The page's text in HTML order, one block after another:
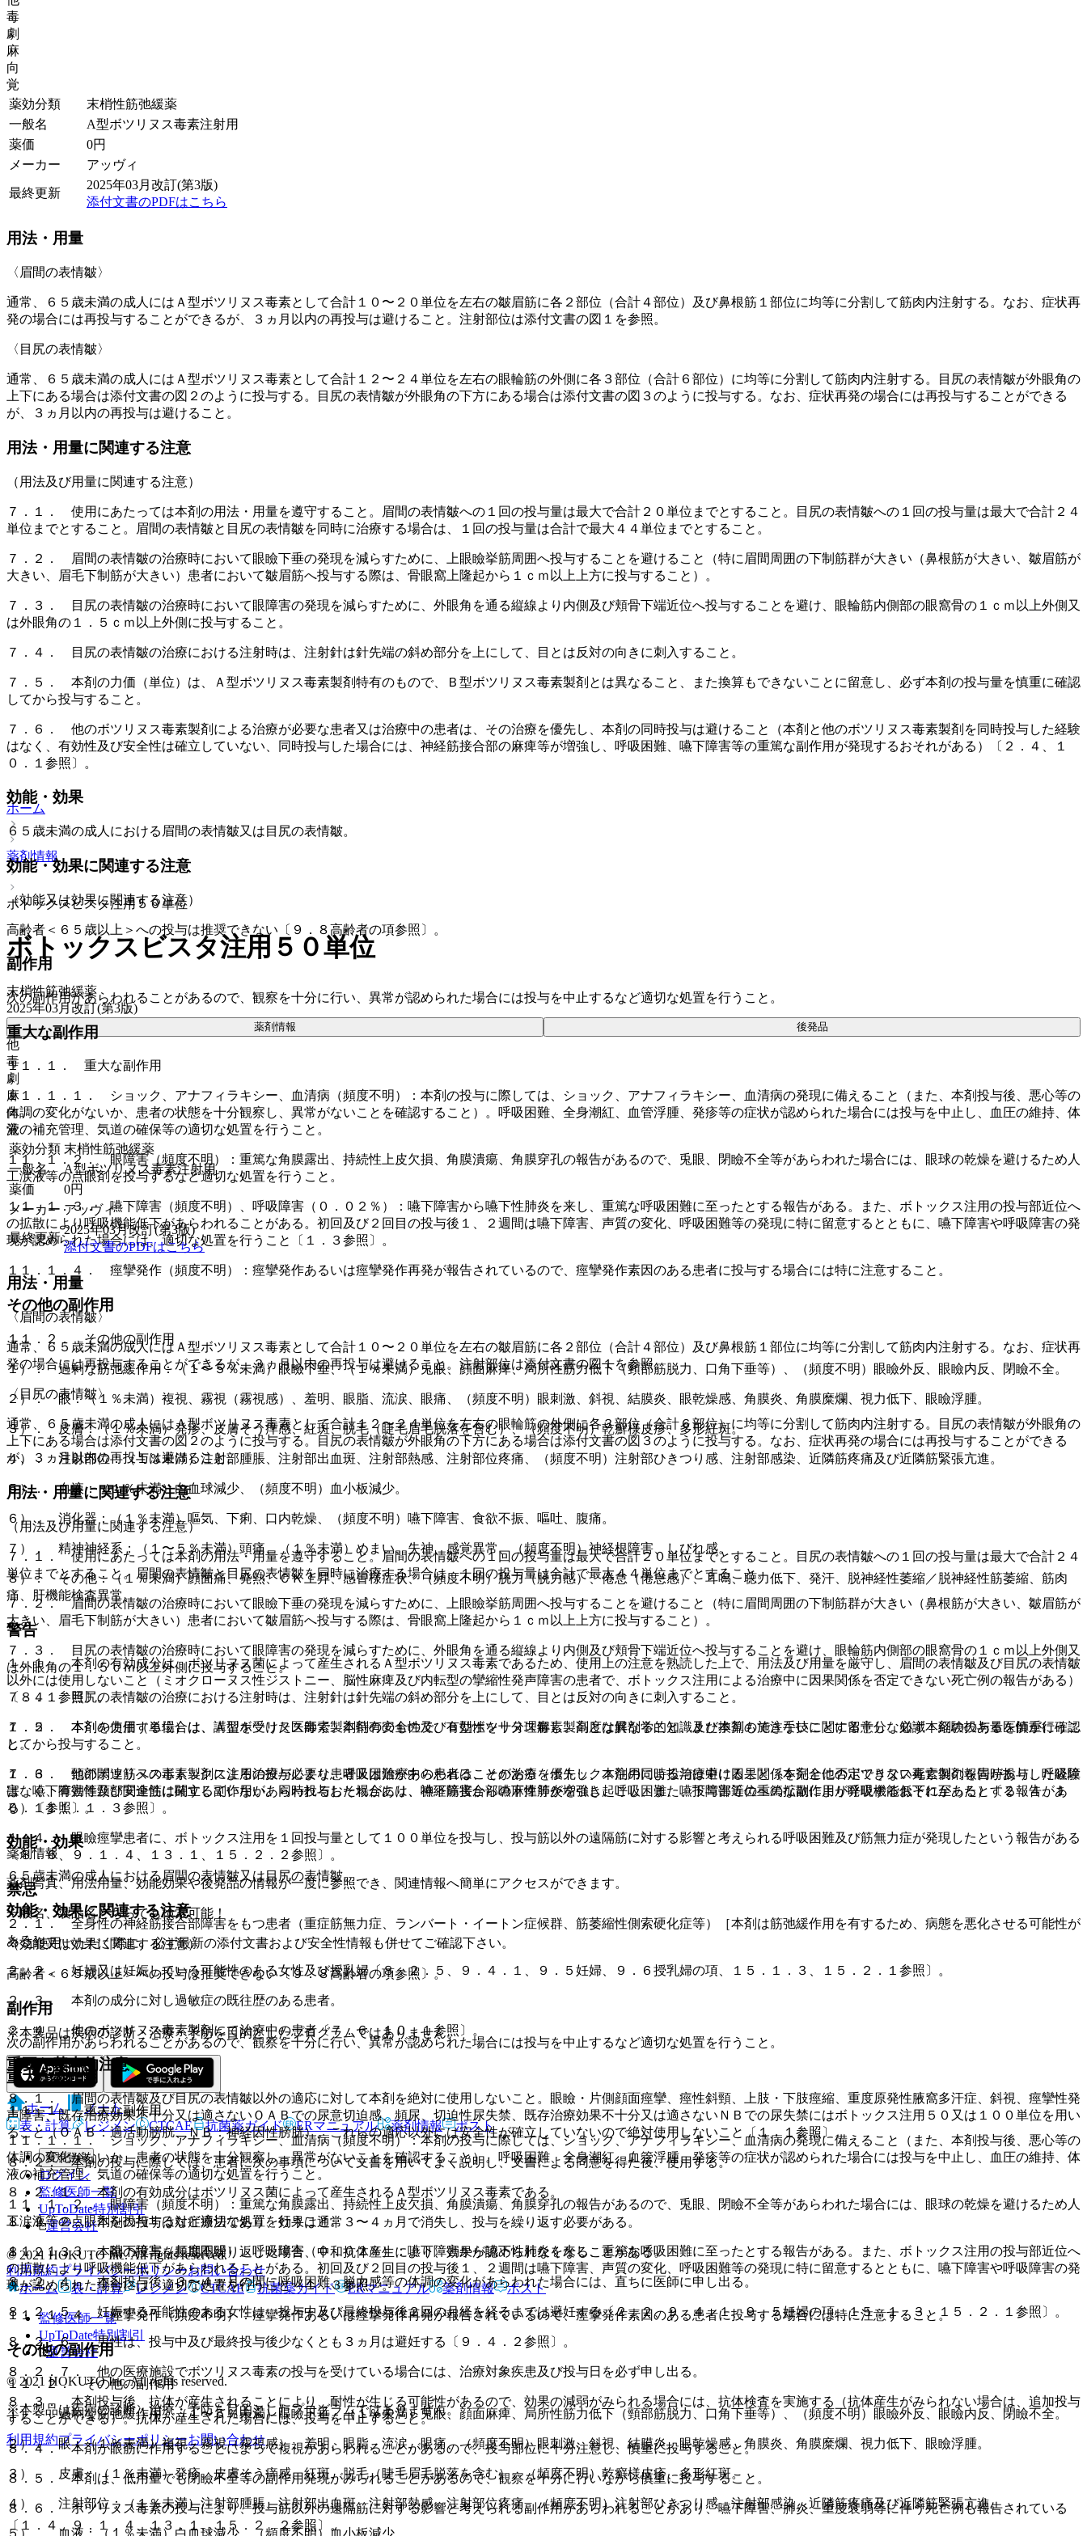
毒
劇
麻
向
覚
薬効分類
末梢性筋弛緩薬
一般名
A型ボツリヌス毒素注射用
薬価
0円
メーカー
アッヴィ
最終更新
2025年03月改訂(第3版)
添付文書のPDFはこちら
用法・用量
〈眉間の表情皺〉
通常、６５歳未満の成人にはＡ型ボツリヌス毒素として合計１０〜２０単位を左右の皺眉筋に各２部位（合計４部位）及び鼻根筋１部位に均等に分割して筋肉内注射する。なお、症状再
発の場合には再投与することができるが、３ヵ月以内の再投与は避けること。注射部位は添付文書の図１を参照。
〈目尻の表情皺〉
通常、６５歳未満の成人にはＡ型ボツリヌス毒素として合計１２〜２４単位を左右の眼輪筋の外側に各３部位（合計６部位）に均等に分割して筋肉内注射する。目尻の表情皺が外眼角の
上下にある場合は添付文書の図２のように投与する。目尻の表情皺が外眼角の下方にある場合は添付文書の図３のように投与する。なお、症状再発の場合には再投与することができる
が、３ヵ月以内の再投与は避けること。
用法・用量に関連する注意
（用法及び用量に関連する注意）
７．１． 使用にあたっては本剤の用法・用量を遵守すること。眉間の表情皺への１回の投与量は最大で合計２０単位までとすること。目尻の表情皺への１回の投与量は最大で合計２４
単位までとすること。眉間の表情皺と目尻の表情皺を同時に治療する場合は、１回の投与量は合計で最大４４単位までとすること。
７．２． 眉間の表情皺の治療時において眼瞼下垂の発現を減らすために、上眼瞼挙筋周囲へ投与することを避けること（特に眉間周囲の下制筋群が大きい（鼻根筋が大きい、皺眉筋が
大きい、眉毛下制筋が大きい）患者において皺眉筋へ投与する際は、骨眼窩上隆起から１ｃｍ以上上方に投与すること）。
７．３． 目尻の表情皺の治療時において眼障害の発現を減らすために、外眼角を通る縦線より内側及び頬骨下端近位へ投与することを避け、眼輪筋内側部の眼窩骨の１ｃｍ以上外側又
は外眼角の１．５ｃｍ以上外側に投与すること。
７．４． 目尻の表情皺の治療における注射時は、注射針は針先端の斜め部分を上にして、目とは反対の向きに刺入すること。
７．５． 本剤の力価（単位）は、Ａ型ボツリヌス毒素製剤特有のもので、Ｂ型ボツリヌス毒素製剤とは異なること、また換算もできないことに留意し、必ず本剤の投与量を慎重に確認
してから投与すること。
７．６． 他のボツリヌス毒素製剤による治療が必要な患者又は治療中の患者は、その治療を優先し、本剤の同時投与は避けること（本剤と他のボツリヌス毒素製剤を同時投与した経験
はなく、有効性及び安全性は確立していない、同時投与した場合には、神経筋接合部の麻痺等が増強し、呼吸困難、嚥下障害等の重篤な副作用が発現するおそれがある）〔２．４、１
０．１参照〕。
効能・効果
６５歳未満の成人における眉間の表情皺又は目尻の表情皺。
効能・効果に関連する注意
（効能又は効果に関連する注意）
高齢者＜６５歳以上＞への投与は推奨できない〔９．８高齢者の項参照〕。
副作用
次の副作用があらわれることがあるので、観察を十分に行い、異常が認められた場合には投与を中止するなど適切な処置を行うこと。
重大な副作用
１１．１． 重大な副作用
１１．１．１． ショック、アナフィラキシー、血清病（頻度不明）：本剤の投与に際しては、ショック、アナフィラキシー、血清病の発現に備えること（また、本剤投与後、悪心等の
体調の変化がないか、患者の状態を十分観察し、異常がないことを確認すること）。呼吸困難、全身潮紅、血管浮腫、発疹等の症状が認められた場合には投与を中止し、血圧の維持、体
液の補充管理、気道の確保等の適切な処置を行うこと。
１１．１．２． 眼障害（頻度不明）：重篤な角膜露出、持続性上皮欠損、角膜潰瘍、角膜穿孔の報告があるので、兎眼、閉瞼不全等があらわれた場合には、眼球の乾燥を避けるため人
工涙液等の点眼剤を投与するなど適切な処置を行うこと。
１１．１．３． 嚥下障害（頻度不明）、呼吸障害（０．０２％）：嚥下障害から嚥下性肺炎を来し、重篤な呼吸困難に至ったとする報告がある。また、ボトックス注用の投与部近位へ
の拡散により呼吸機能低下があらわれることがある。初回及び２回目の投与後１、２週間は嚥下障害、声質の変化、呼吸困難等の発現に特に留意するとともに、嚥下障害や呼吸障害の発
現が認められた場合には、適切な処置を行うこと〔１．３参照〕。
１１．１．４． 痙攣発作（頻度不明）：痙攣発作あるいは痙攣発作再発が報告されているので、痙攣発作素因のある患者に投与する場合には特に注意すること。
その他の副作用
１１．２． その他の副作用
１）． 過剰な筋弛緩作用：（１〜５％未満）眼瞼下垂、（１％未満）兎眼、顔面麻痺、局所性筋力低下（頸部筋脱力、口角下垂等）、（頻度不明）眼瞼外反、眼瞼内反、閉瞼不全。
２）． 眼：（１％未満）複視、霧視（霧視感）、羞明、眼脂、流涙、眼痛、（頻度不明）眼刺激、斜視、結膜炎、眼乾燥感、角膜炎、角膜糜爛、視力低下、眼瞼浮腫。
３）． 皮膚：（１％未満）発疹、皮膚そう痒感、紅斑、脱毛（睫毛眉毛脱落を含む）、（頻度不明）乾癬様皮疹、多形紅斑。
４）． 注射部位：（１％未満）注射部腫脹、注射部出血斑、注射部熱感、注射部位疼痛、（頻度不明）注射部ひきつり感、注射部感染、近隣筋疼痛及び近隣筋緊張亢進。
５）． 血液：（１％未満）白血球減少、（頻度不明）血小板減少。
６）． 消化器：（１％未満）嘔気、下痢、口内乾燥、（頻度不明）嚥下障害、食欲不振、嘔吐、腹痛。
７）． 精神神経系：（１〜５％未満）頭痛、（１％未満）めまい、失神、感覚異常、（頻度不明）神経根障害、しびれ感。
８）． その他：（１％未満）顔面痛、発熱、ＣＫ上昇、感冒様症状、（頻度不明）脱力（脱力感）、倦怠（倦怠感）、耳鳴、聴力低下、発汗、脱神経性萎縮／脱神経性筋萎縮、筋肉
痛、肝機能検査異常。
警告
１．１． 本剤の有効成分は、ボツリヌス菌によって産生されるＡ型ボツリヌス毒素であるため、使用上の注意を熟読した上で、用法及び用量を厳守し、眉間の表情皺及び目尻の表情皺
以外には使用しないこと（ミオクローヌス性ジストニー、脳性麻痺及び内転型の攣縮性発声障害の患者で、ボトックス注用による治療中に因果関係を否定できない死亡例の報告がある）
〔８．１参照〕。
１．２． 本剤を使用する場合は、講習を受けた医師で、本剤の安全性及び有効性を十分理解し、高度な解剖学的知識及び本剤の施注手技に関する十分な知識・経験のある医師が行うこ
と。
１．３． 頸部関連筋へのボトックス注用の投与により、呼吸困難があらわれることがある（ボトックス注用による治療中に因果関係を完全に否定できない死亡例の報告があり、呼吸障
害、嚥下障害等頸部関連筋に関する副作用があらわれるおそれがあり、嚥下障害から嚥下性肺炎を引き起こし、また、投与部近位への拡散により呼吸機能低下に至ったとする報告があ
る）〔１１．１．３参照〕。
１．４． 眼瞼痙攣患者に、ボトックス注用を１回投与量として１００単位を投与し、投与筋以外の遠隔筋に対する影響と考えられる呼吸困難及び筋無力症が発現したという報告がある
〔８．６、９．１．４、１３．１、１５．２．２参照〕。
禁忌
２．１． 全身性の神経筋接合部障害をもつ患者（重症筋無力症、ランバート・イートン症候群、筋萎縮性側索硬化症等）［本剤は筋弛緩作用を有するため、病態を悪化させる可能性が
ある］。
２．２． 妊婦又は妊娠している可能性のある女性及び授乳婦〔８．２．５、９．４．１、９．５妊婦、９．６授乳婦の項、１５．１．３、１５．２．１参照〕。
２．３． 本剤の成分に対し過敏症の既往歴のある患者。
２．４． 他のボツリヌス毒素製剤にて治療中の患者〔７．６、１０．１参照〕。
重要な基本的注意
８．１． 眉間の表情皺及び目尻の表情皺以外の適応に対して本剤を絶対に使用しないこと。眼瞼・片側顔面痙攣、痙性斜頸、上肢・下肢痙縮、重度原発性腋窩多汗症、斜視、痙攣性発
声障害、既存治療効果不十分又は適さないＯＡＢでの尿意切迫感、頻尿、切迫性尿失禁、既存治療効果不十分又は適さないＮＢでの尿失禁にはボトックス注用５０又は１００単位を用い
ること（ＯＡＢ：過活動膀胱、ＮＢ：神経因性膀胱）。これらの適応以外には安全性が確立していないので絶対使用しないこと〔１．１参照〕。
８．２． 本剤の投与に際しては、患者に次の事項について文書を用いてよく説明し、文書による同意を得た後、使用する。
８．２．１． 本剤の有効成分はボツリヌス菌によって産生されるＡ型ボツリヌス毒素である。
８．２．２． 本剤の投与は対症療法であり、効果は通常３〜４ヵ月で消失し、投与を繰り返す必要がある。
８．２．３． 本剤の投与を長期間繰り返した場合、中和抗体産生により、効果が認められなくなることがある。
８．２．４． 本剤投与後、３〜４ヵ月の間に呼吸困難、脱力感等の体調の変化があらわれた場合には、直ちに医師に申し出る。
８．２．５． 妊娠する可能性のある女性は、投与中及び最終投与後２回の月経を経るまでは避妊する〔２．２、９．４．１、９．５妊婦の項、１５．１．３、１５．２．１参照〕。
８．２．６． 男性は、投与中及び最終投与後少なくとも３ヵ月は避妊する〔９．４．２参照〕。
８．２．７． 他の医療施設でボツリヌス毒素の投与を受けている場合には、治療対象疾患及び投与日を必ず申し出る。
８．３． 本剤投与後、抗体が産生されることにより、耐性が生じる可能性があるので、効果の減弱がみられる場合には、抗体検査を実施する（抗体産生がみられない場合は、追加投与
することができる）。抗体が産生された場合には、投与を中止すること。
８．４． 本剤が眼筋に作用することによって複視があらわれることがあるので、投与部位に十分注意し、慎重に投与すること。
８．５． 本剤は、低用量でも閉瞼不全等の副作用発現がみられることがあるので、観察を十分に行いながら慎重に投与すること。
８．６． ボツリヌス毒素の投与により、投与筋以外の遠隔筋に対する影響と考えられる副作用があらわれることがあり、嚥下障害、肺炎、重度衰弱等に伴う死亡例も報告されている
〔１．４、９．１．４、１３．１、１５．２．２参照〕。
ホーム
薬剤情報
ボトックスビスタ注用５０単位
ボトックスビスタ注用５０単位
末梢性筋弛緩薬
2025年03月改訂(第3版)
薬剤情報 後発品
他
毒
劇
麻
向
覚
薬効分類 末梢性筋弛緩薬
一般名
A型ボツリヌス毒素注射用
薬価
0円
メーカー アッヴィ
最終更新
2025年03月改訂(第3版)
添付文書のPDFはこちら
用法・用量
〈眉間の表情皺〉
通常、６５歳未満の成人にはＡ型ボツリヌス毒素として合計１０〜２０単位を左右の皺眉筋に各２部位（合計４部位）及び鼻根筋１部位に均等に分割して筋肉内注射する。なお、症状再
発の場合には再投与することができるが、３ヵ月以内の再投与は避けること。注射部位は添付文書の図１を参照。
〈目尻の表情皺〉
通常、６５歳未満の成人にはＡ型ボツリヌス毒素として合計１２〜２４単位を左右の眼輪筋の外側に各３部位（合計６部位）に均等に分割して筋肉内注射する。目尻の表情皺が外眼角の
上下にある場合は添付文書の図２のように投与する。目尻の表情皺が外眼角の下方にある場合は添付文書の図３のように投与する。なお、症状再発の場合には再投与することができる
が、３ヵ月以内の再投与は避けること。
用法・用量に関連する注意
（用法及び用量に関連する注意）
７．１． 使用にあたっては本剤の用法・用量を遵守すること。眉間の表情皺への１回の投与量は最大で合計２０単位までとすること。目尻の表情皺への１回の投与量は最大で合計２４
単位までとすること。眉間の表情皺と目尻の表情皺を同時に治療する場合は、１回の投与量は合計で最大４４単位までとすること。
７．２． 眉間の表情皺の治療時において眼瞼下垂の発現を減らすために、上眼瞼挙筋周囲へ投与することを避けること（特に眉間周囲の下制筋群が大きい（鼻根筋が大きい、皺眉筋が
大きい、眉毛下制筋が大きい）患者において皺眉筋へ投与する際は、骨眼窩上隆起から１ｃｍ以上上方に投与すること）。
７．３． 目尻の表情皺の治療時において眼障害の発現を減らすために、外眼角を通る縦線より内側及び頬骨下端近位へ投与することを避け、眼輪筋内側部の眼窩骨の１ｃｍ以上外側又
は外眼角の１．５ｃｍ以上外側に投与すること。
７．４． 目尻の表情皺の治療における注射時は、注射針は針先端の斜め部分を上にして、目とは反対の向きに刺入すること。
７．５． 本剤の力価（単位）は、Ａ型ボツリヌス毒素製剤特有のもので、Ｂ型ボツリヌス毒素製剤とは異なること、また換算もできないことに留意し、必ず本剤の投与量を慎重に確認
してから投与すること。
７．６． 他のボツリヌス毒素製剤による治療が必要な患者又は治療中の患者は、その治療を優先し、本剤の同時投与は避けること（本剤と他のボツリヌス毒素製剤を同時投与した経験
はなく、有効性及び安全性は確立していない、同時投与した場合には、神経筋接合部の麻痺等が増強し、呼吸困難、嚥下障害等の重篤な副作用が発現するおそれがある）〔２．４、１
０．１参照〕。
効能・効果
６５歳未満の成人における眉間の表情皺又は目尻の表情皺。
効能・効果に関連する注意
（効能又は効果に関連する注意）
高齢者＜６５歳以上＞への投与は推奨できない〔９．８高齢者の項参照〕。
副作用
次の副作用があらわれることがあるので、観察を十分に行い、異常が認められた場合には投与を中止するなど適切な処置を行うこと。
重大な副作用
１１．１． 重大な副作用
１１．１．１． ショック、アナフィラキシー、血清病（頻度不明）：本剤の投与に際しては、ショック、アナフィラキシー、血清病の発現に備えること（また、本剤投与後、悪心等の
体調の変化がないか、患者の状態を十分観察し、異常がないことを確認すること）。呼吸困難、全身潮紅、血管浮腫、発疹等の症状が認められた場合には投与を中止し、血圧の維持、体
液の補充管理、気道の確保等の適切な処置を行うこと。
１１．１．２． 眼障害（頻度不明）：重篤な角膜露出、持続性上皮欠損、角膜潰瘍、角膜穿孔の報告があるので、兎眼、閉瞼不全等があらわれた場合には、眼球の乾燥を避けるため人
工涙液等の点眼剤を投与するなど適切な処置を行うこと。
１１．１．３． 嚥下障害（頻度不明）、呼吸障害（０．０２％）：嚥下障害から嚥下性肺炎を来し、重篤な呼吸困難に至ったとする報告がある。また、ボトックス注用の投与部近位へ
の拡散により呼吸機能低下があらわれることがある。初回及び２回目の投与後１、２週間は嚥下障害、声質の変化、呼吸困難等の発現に特に留意するとともに、嚥下障害や呼吸障害の発
現が認められた場合には、適切な処置を行うこと〔１．３参照〕。
１１．１．４． 痙攣発作（頻度不明）：痙攣発作あるいは痙攣発作再発が報告されているので、痙攣発作素因のある患者に投与する場合には特に注意すること。
その他の副作用
１１．２． その他の副作用
１）． 過剰な筋弛緩作用：（１〜５％未満）眼瞼下垂、（１％未満）兎眼、顔面麻痺、局所性筋力低下（頸部筋脱力、口角下垂等）、（頻度不明）眼瞼外反、眼瞼内反、閉瞼不全。
２）． 眼：（１％未満）複視、霧視（霧視感）、羞明、眼脂、流涙、眼痛、（頻度不明）眼刺激、斜視、結膜炎、眼乾燥感、角膜炎、角膜糜爛、視力低下、眼瞼浮腫。
３）． 皮膚：（１％未満）発疹、皮膚そう痒感、紅斑、脱毛（睫毛眉毛脱落を含む）、（頻度不明）乾癬様皮疹、多形紅斑。
４）． 注射部位：（１％未満）注射部腫脹、注射部出血斑、注射部熱感、注射部位疼痛、（頻度不明）注射部ひきつり感、注射部感染、近隣筋疼痛及び近隣筋緊張亢進。
５）． 血液：（１％未満）白血球減少、（頻度不明）血小板減少。
薬剤情報
薬剤写真、用法用量、効能効果や後発品の情報が一度に参照でき、関連情報へ簡単にアクセスができます。
一般名、製品名どちらでも検索可能！
※ ご使用いただく際に、必ず最新の添付文書および安全性情報も併せてご確認下さい。
※本製品は疾病の診断・治療・予防を目的としたプログラムではありません。
ホーム
ノート
表・計算
レジメン CTCAE 抗菌薬ガイド ERマニュアル 薬剤情報 ポスト
新規登録
ログイン
監修医師一覧
UpToDate特別割引
運営会社
© 2021 HOKUTO Inc. All rights reserved.
利用規約プライバシーポリシーお問い合わせ
ホーム
表・計算 レジメン CTCAE 抗菌薬ガイド ERマニュアル 薬剤情報 ポスト
監修医師一覧
UpToDate特別割引
運営会社
© 2021 HOKUTO Inc. All rights reserved.
※本製品は疾病の診断・治療・予防を目的としたプログラムではありません。
利用規約プライバシーポリシーお問い合わせ